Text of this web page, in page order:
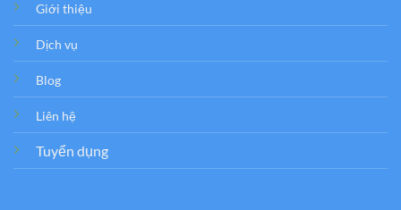
Giới thiệu
Dịch vụ
Blog
Liên hệ
Tuyển dụng